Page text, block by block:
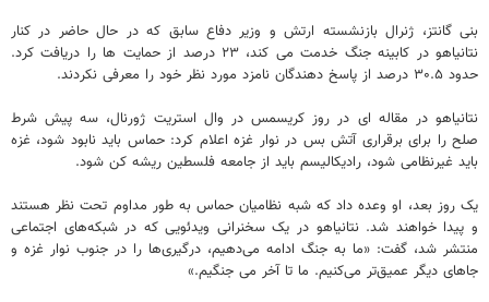
بنی گانتز، ژنرال بازنشسته ارتش و وزیر دفاع سابق که در حال حاضر در کنار
نتانیاهو در کابینه جنگ خدمت می کند، ۲۳ درصد از حمایت ها را دریافت کرد.
حدود ۳۰.۵ درصد از پاسخ دهندگان نامزد مورد نظر خود را معرفی نکردند.
نتانیاهو در مقاله ای در روز کریسمس در وال استریت ژورنال، سه پیش شرط
صلح را برای برقراری آتش بس در نوار غزه اعلام کرد: حماس باید نابود شود، غزه
باید غیرنظامی شود، رادیکالیسم باید از جامعه فلسطین ریشه کن شود.
یک روز بعد، او وعده داد که شبه نظامیان حماس به طور مداوم تحت نظر هستند
و پیدا خواهند شد. نتانیاهو در یک سخنرانی ویدئویی که در شبکه‌های اجتماعی
منتشر شد، گفت: «ما به جنگ ادامه می‌دهیم، درگیری‌ها را در جنوب نوار غزه و
جاهای دیگر عمیق‌تر می‌کنیم. ما تا آخر می جنگیم.»